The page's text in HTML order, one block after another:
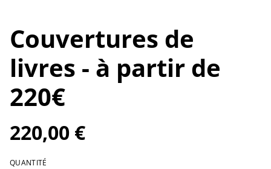
Couvertures de
livres - à partir de
220€
220,00 €
QUANTITÉ